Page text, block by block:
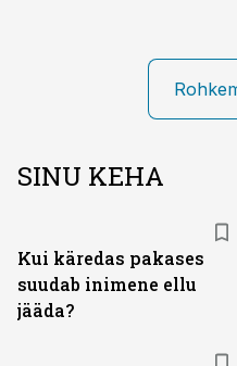
SINU KEHA
Kui käredas pakases
suudab inimene ellu
jääda?